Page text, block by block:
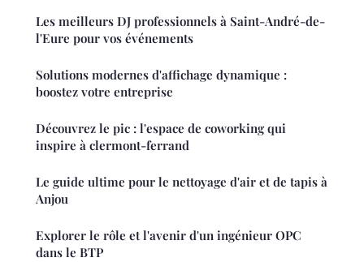
Les meilleurs DJ professionnels à Saint-André-de-
l'Eure pour vos événements
Solutions modernes d'affichage dynamique :
boostez votre entreprise
Découvrez le pic : l'espace de coworking qui
inspire à clermont-ferrand
Le guide ultime pour le nettoyage d'air et de tapis à
Anjou
Explorer le rôle et l'avenir d'un ingénieur OPC
dans le BTP